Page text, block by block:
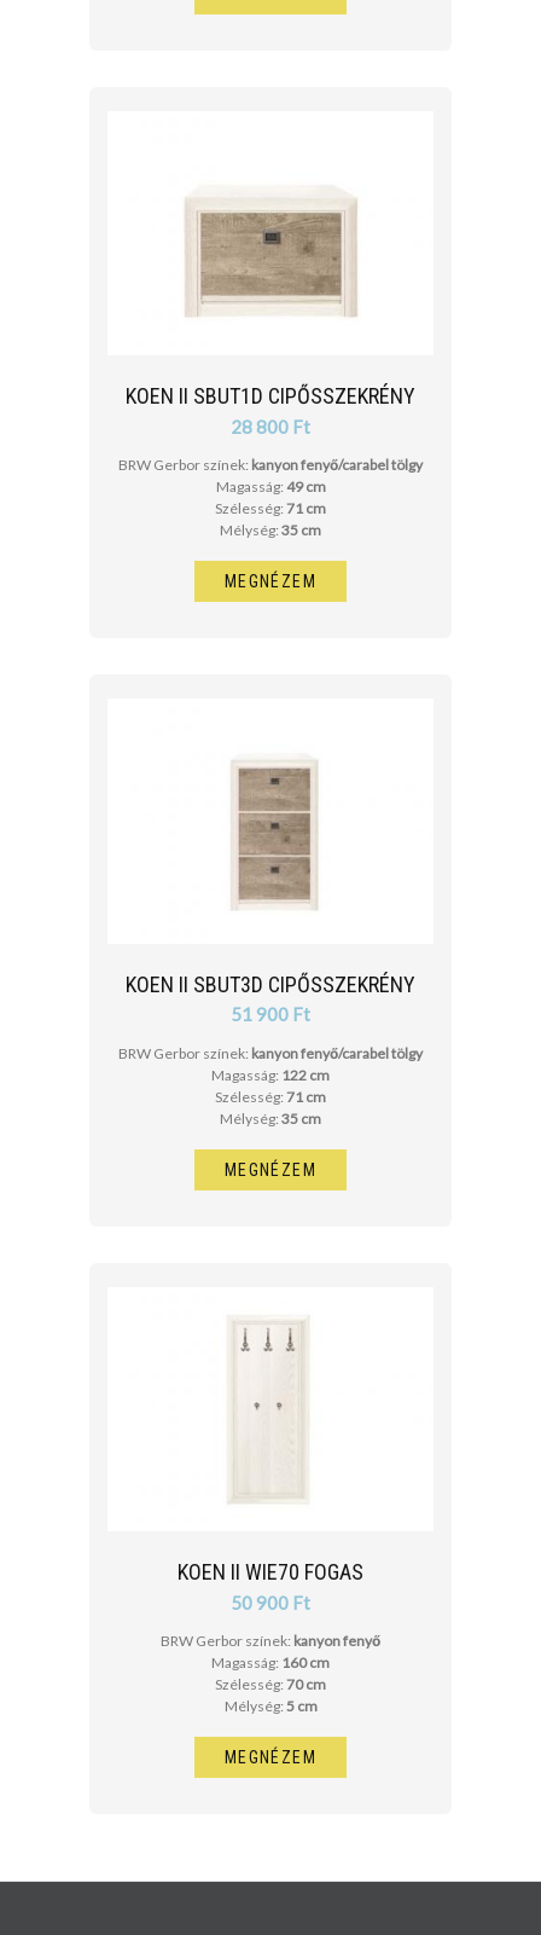
KOEN II SBUT1D CIPŐSSZEKRÉNY
28 800 Ft
BRW Gerbor színek: kanyon fenyő/carabel tölgy
Magasság: 49 cm
Szélesség: 71 cm
Mélység: 35 cm
MEGNÉZEM
KOEN II SBUT3D CIPŐSSZEKRÉNY
51 900 Ft
BRW Gerbor színek: kanyon fenyő/carabel tölgy
Magasság: 122 cm
Szélesség: 71 cm
Mélység: 35 cm
MEGNÉZEM
KOEN II WIE70 FOGAS
50 900 Ft
BRW Gerbor színek: kanyon fenyő
Magasság: 160 cm
Szélesség: 70 cm
Mélység: 5 cm
MEGNÉZEM